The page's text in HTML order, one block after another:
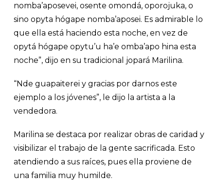
nomba’aposevei, osente omondá, oporojuka, o
sino opyta hógape nomba’aposei. Es admirable lo
que ella está haciendo esta noche, en vez de
opytá hógape opytu’u ha’e omba’apo hina esta
noche”, dijo en su tradicional jopará Marilina.
“Nde guapaiterei y gracias por darnos este
ejemplo a los jóvenes”, le dijo la artista a la
vendedora.
Marilina se destaca por realizar obras de caridad y
visibilizar el trabajo de la gente sacrificada. Esto
atendiendo a sus raíces, pues ella proviene de
una familia muy humilde.